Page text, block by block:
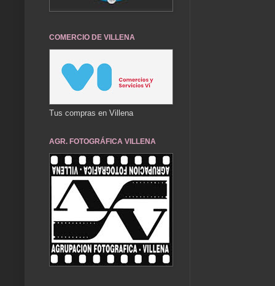
COMERCIO DE VILLENA
Tus compras en Villena
AGR. FOTOGRÁFICA VILLENA